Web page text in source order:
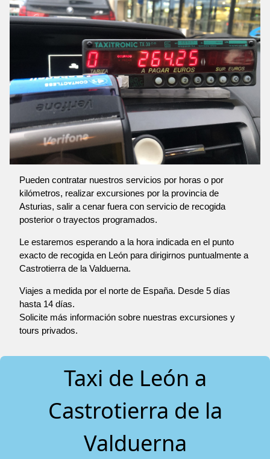
Pueden contratar nuestros servicios por horas o por
kilómetros, realizar excursiones por la provincia de
Asturias, salir a cenar fuera con servicio de recogida
posterior o trayectos programados.
Le estaremos esperando a la hora indicada en el punto
exacto de recogida en León para dirigirnos puntualmente a
Castrotierra de la Valduerna.
Viajes a medida por el norte de España. Desde 5 días
hasta 14 días.
Solicite más información sobre nuestras excursiones y
tours privados.
Taxi de León a
Castrotierra de la
Valduerna